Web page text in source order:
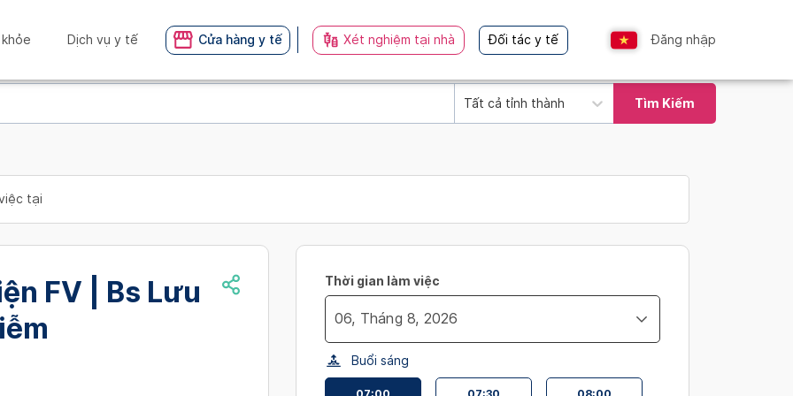
Dịch vụ y tế Cửa hàng y tế Xét nghiệm tại nhà Đối tác y tế Đăng nhập
Tất cả tỉnh thành Tìm Kiếm
tại
FV | Bs Lưu
Thời gian làm việc
Navigate
forward
Buổi sáng